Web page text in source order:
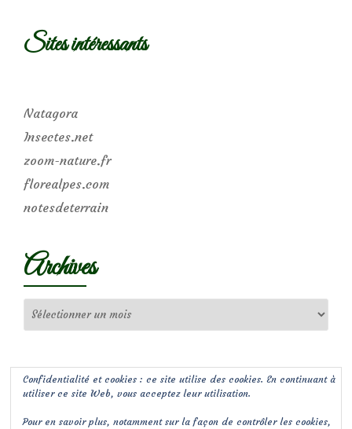
Sites intéressants
Natagora
Insectes.net
zoom-nature.fr
florealpes.com
notesdeterrain
Archives
Confidentialité et cookies : ce site utilise des cookies. En continuant à
utiliser ce site Web, vous acceptez leur utilisation.
Pour en savoir plus, notamment sur la façon de contrôler les cookies,